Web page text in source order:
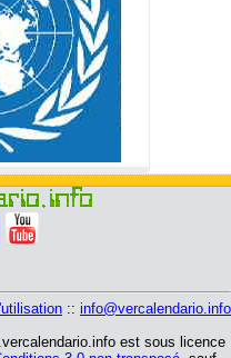
:: info@vercalendario.info
est sous licence